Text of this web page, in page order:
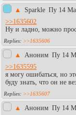
▲ Sparkle Пy 14
>>1635602
Ну и ладно, можно
>>1635606
▲ Аноним Пy 14
>>1635595
я могу ошибаться, но
буду знать, что он не
>>1635607
▲ Аноним Пy 14